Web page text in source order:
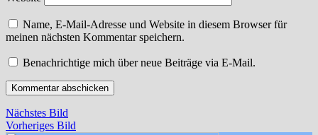
Name, E-Mail-Adresse und Website in diesem Browser für
meinen nächsten Kommentar speichern.
Benachrichtige mich über neue Beiträge via E-Mail.
Nächstes Bild
Vorheriges Bild